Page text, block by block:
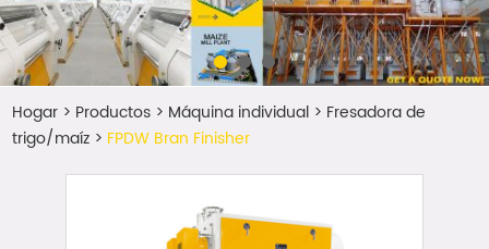
Hogar > Productos > Máquina individual > Fresadora de
trigo/maíz > FPDW Bran Finisher